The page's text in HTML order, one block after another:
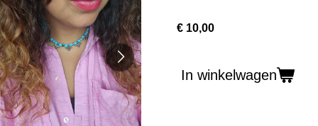
€ 10,00
In winkelwagen